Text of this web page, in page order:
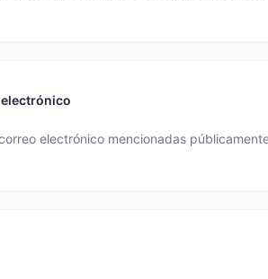
electrónico mencionadas